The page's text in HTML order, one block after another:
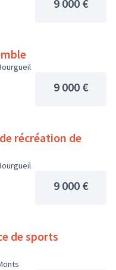
9 000 €
9 000 €
récréation de
9 000 €
de sports